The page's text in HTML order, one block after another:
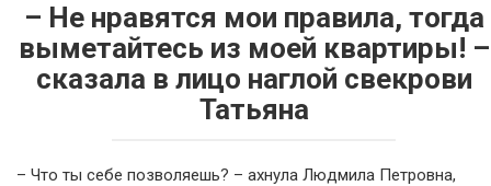
– Не нравятся мои правила, тогда
выметайтесь из моей квартиры! –
сказала в лицо наглой свекрови
Татьяна
– Что ты себе позволяешь? – ахнула Людмила Петровна,